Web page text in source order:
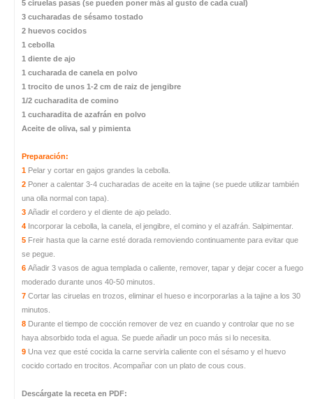
5 ciruelas pasas (se pueden poner más al gusto de cada cual)
3 cucharadas de sésamo tostado
2 huevos cocidos
1 cebolla
1 diente de ajo
1 cucharada de canela en polvo
1 trocito de unos 1-2 cm de raiz de jengibre
1/2 cucharadita de comino
1 cucharadita de azafrán en polvo
Aceite de oliva, sal y pimienta
Preparación:
1 Pelar y cortar en gajos grandes la cebolla.
2 Poner a calentar 3-4 cucharadas de aceite en la tajine (se puede utilizar también
una olla normal con tapa).
3 Añadir el cordero y el diente de ajo pelado.
4 Incorporar la cebolla, la canela, el jengibre, el comino y el azafrán. Salpimentar.
5 Freir hasta que la carne esté dorada removiendo continuamente para evitar que
se pegue.
6 Añadir 3 vasos de agua templada o caliente, remover, tapar y dejar cocer a fuego
moderado durante unos 40-50 minutos.
7 Cortar las ciruelas en trozos, eliminar el hueso e incorporarlas a la tajine a los 30
minutos.
8 Durante el tiempo de cocción remover de vez en cuando y controlar que no se
haya absorbido toda el agua. Se puede añadir un poco más si lo necesita.
9 Una vez que esté cocida la carne servirla caliente con el sésamo y el huevo
cocido cortado en trocitos. Acompañar con un plato de cous cous.
Descárgate la receta en PDF: